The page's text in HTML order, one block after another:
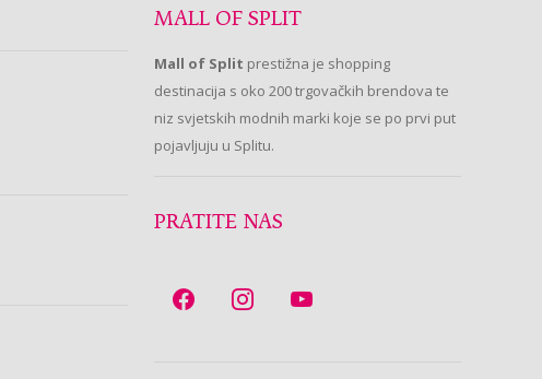
MALL OF SPLIT
Mall of Split prestižna je shopping
destinacija s oko 200 trgovačkih brendova te
niz svjetskih modnih marki koje se po prvi put
pojavljuju u Splitu.
PRATITE NAS